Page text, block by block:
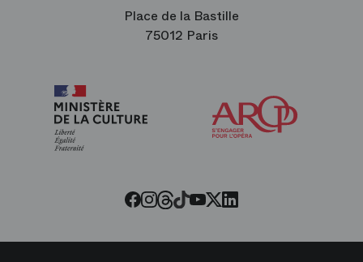
Place de la Bastille
75012 Paris
Facebook
Instagram
Threads
Tiktok
Youtube
Twitter
LinkedIn